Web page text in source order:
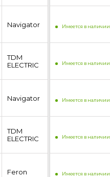
Navigator
TDM
ЕLECTRIC
Navigator
TDM
ЕLECTRIC
Feron
Имеется в наличии
Имеется в наличии
Имеется в наличии
Имеется в наличии
Имеется в наличии